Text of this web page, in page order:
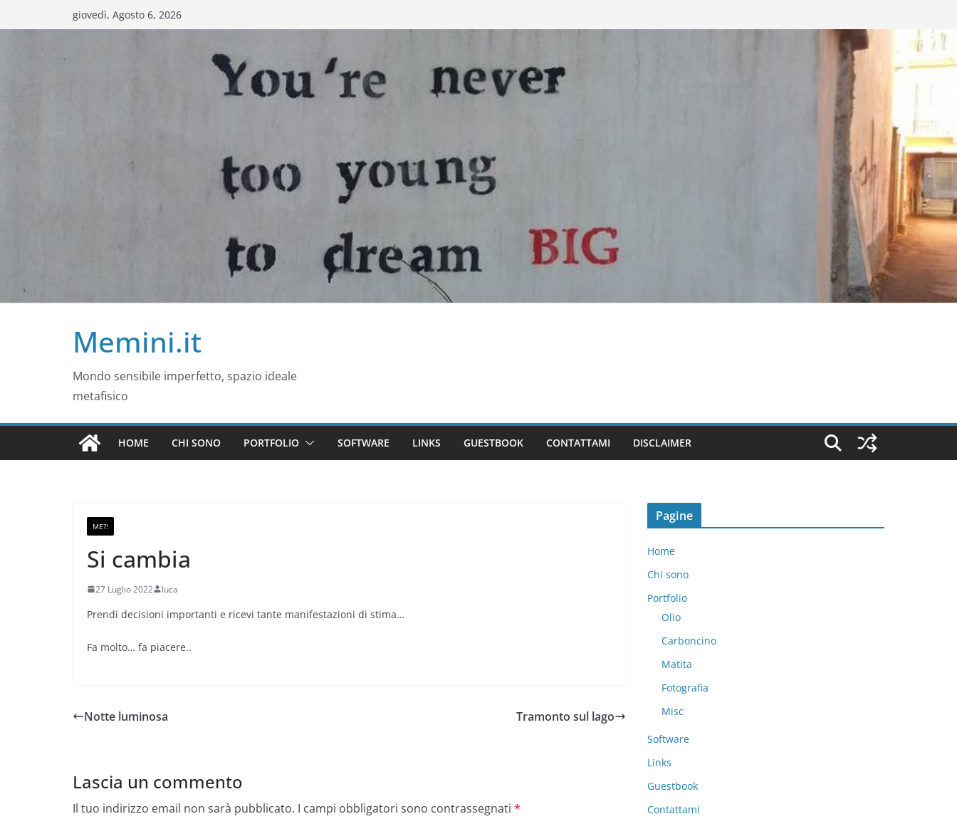
al
giovedì, Agosto 6, 2026
Memini.it
Mondo sensibile imperfetto, spazio ideale
metafisico
HOME CHI SONO PORTFOLIO SOFTWARE LINKS GUESTBOOK CONTATTAMI DISCLAIMER
ME?!
Si cambia
27 Luglio 2022 luca
Prendi decisioni importanti e ricevi tante manifestazioni di stima…
Fa molto… fa piacere..
Notte luminosa Tramonto sul lago
Lascia un commento
Il tuo indirizzo email non sarà pubblicato. I campi obbligatori sono contrassegnati *
Pagine
Home
Chi sono
Portfolio
Olio
Carboncino
Matita
Fotografia
Misc
Software
Links
Guestbook
Contattami